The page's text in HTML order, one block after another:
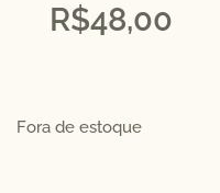
R$48,00
Fora de estoque